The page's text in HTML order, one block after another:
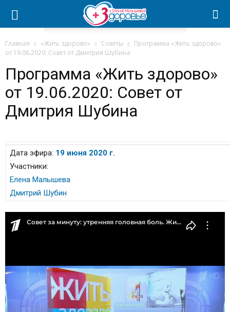
Главная «Жить здорово» Советы
Программа «Жить здорово»
от 19.06.2020: Совет от Дмитрия Шубина
Программа «Жить здорово»
от 19.06.2020: Совет от
Дмитрия Шубина
Дата эфира: 19 июня 2020 г.
Участники:
Елена Малышева
Дмитрий Шубин